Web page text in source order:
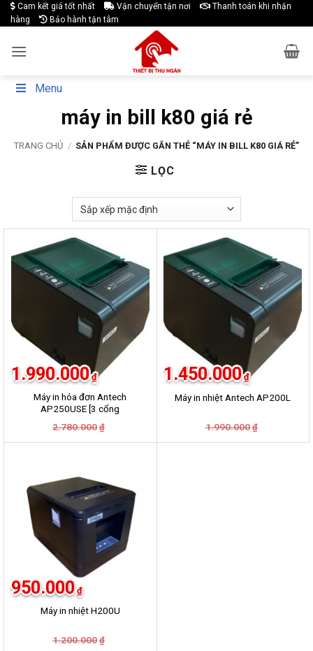
Skip
to
Cam kết giá tốt nhất Vận chuyển tận nơi
Thanh toán khi nhận
hàng
Bảo hành tận tâm
Menu
máy in bill k80 giá rẻ
TRANG CHỦ / SẢN PHẨM ĐƯỢC GẮN THẺ “MÁY IN BILL K80 GIÁ RẺ”
LỌC
-28%
Máy in hóa đơn Antech
AP250USE [3 cổng
2.780.000 ₫
là:
1.990.000 ₫
tại
-27%
Máy in nhiệt Antech AP200L
1.990.000 ₫
là:
1.450.000 ₫
tại
Máy in nhiệt H200U
1.200.000 ₫
950.000 ₫